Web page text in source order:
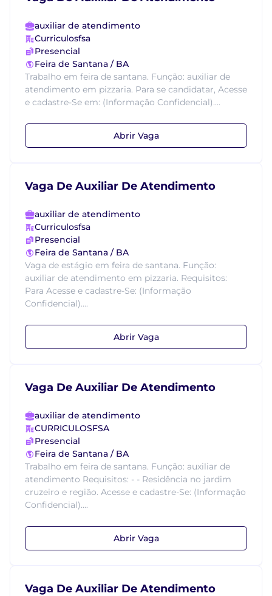
auxiliar de atendimento
Curriculosfsa
Presencial
Feira de Santana / BA
Trabalho em feira de santana. Função: auxiliar de
atendimento em pizzaria. Para se candidatar, Acesse
e cadastre-Se em: (Informação Confidencial)....
Abrir Vaga
Vaga De Auxiliar De Atendimento
auxiliar de atendimento
Curriculosfsa
Presencial
Feira de Santana / BA
Vaga de estágio em feira de santana. Função:
auxiliar de atendimento em pizzaria. Requisitos:
Para Acesse e cadastre-Se: (Informação
Confidencial)....
Abrir Vaga
Vaga De Auxiliar De Atendimento
auxiliar de atendimento
CURRICULOSFSA
Presencial
Feira de Santana / BA
Trabalho em feira de santana. Função: auxiliar de
atendimento Requisitos: - - Residência no jardim
cruzeiro e região. Acesse e cadastre-Se: (Informação
Confidencial)....
Abrir Vaga
Vaga De Auxiliar De Atendimento